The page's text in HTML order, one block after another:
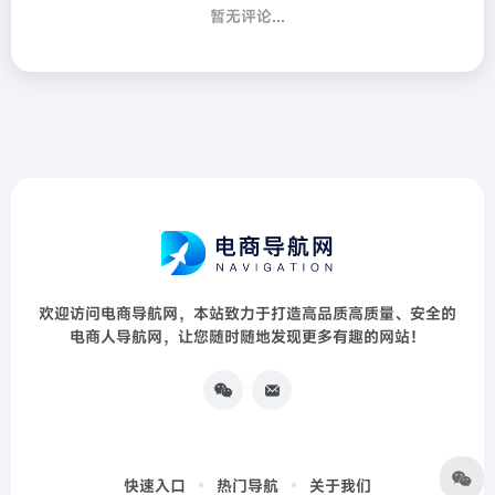
暂无评论...
欢迎访问电商导航网，本站致力于打造高品质高质量、安全的
电商人导航网，让您随时随地发现更多有趣的网站！
快速入口 热门导航 关于我们